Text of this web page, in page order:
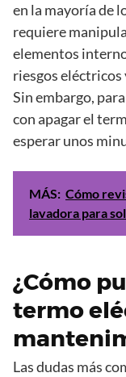
en la mayoría de
requiere
elementos
riesgos eléctricos
Sin embargo,
con apagar el
esperar unos
MÁS: Cómo
lavadora para
¿Cómo
termo
Las dudas más